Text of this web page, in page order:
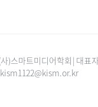
)스마트미디어학회 | 대표
kism1122@kism.or.kr